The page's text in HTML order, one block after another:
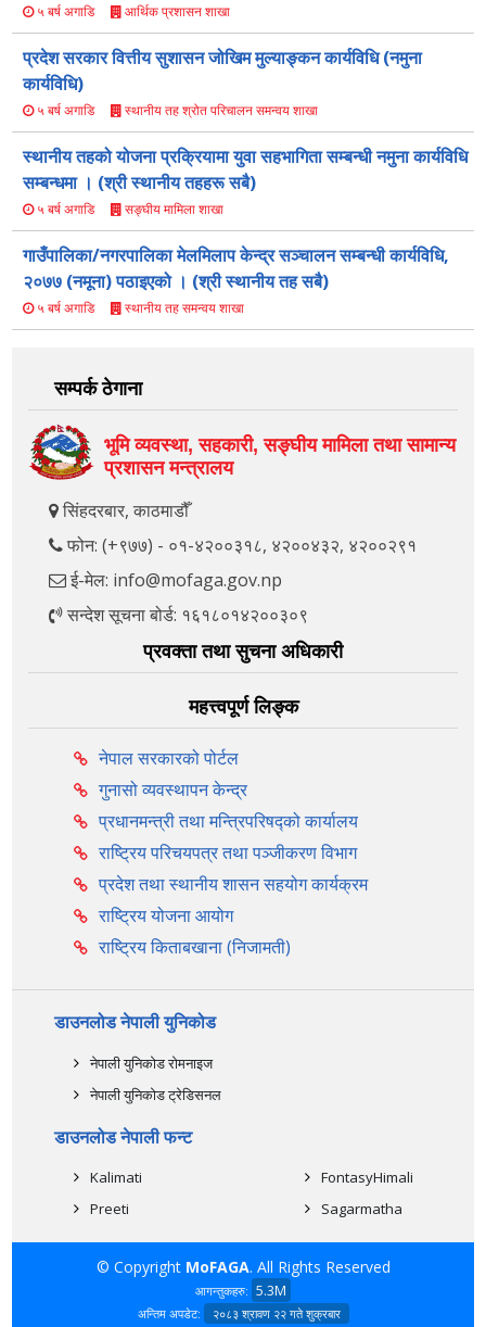
५ बर्ष अगाडि आर्थिक प्रशासन शाखा
प्रदेश सरकार वित्तीय सुशासन जोखिम मुल्याङ्कन कार्यविधि (नमुना
कार्यविधि)
५ बर्ष अगाडि स्थानीय तह श्रोत परिचालन समन्वय शाखा
स्थानीय तहको योजना प्रक्रियामा युवा सहभागिता सम्बन्धी नमुना कार्यविधि
सम्बन्धमा । (श्री स्थानीय तहहरू सबै)
५ बर्ष अगाडि सङ्घीय मामिला शाखा
गाउँपालिका/नगरपालिका मेलमिलाप केन्द्र सञ्चालन सम्बन्धी कार्यविधि,
२०७७ (नमूना) पठाइएको । (श्री स्थानीय तह सबै)
५ बर्ष अगाडि स्थानीय तह समन्वय शाखा
सम्पर्क ठेगाना
भूमि व्यवस्था, सहकारी, सङ्‍घीय मामिला तथा सामान्य
प्रशासन मन्त्रालय
सिंहदरबार, काठमाडौँ
फोन: (+९७७) - ०१-४२००३१८, ४२००४३२, ४२००२९१
ई-मेल: info@mofaga.gov.np
सन्देश सूचना बोर्ड: १६१८०१४२००३०९
प्रवक्ता तथा सुचना अधिकारी
महत्त्वपूर्ण लिङ्क
नेपाल सरकारको पोर्टल
गुनासो व्यवस्थापन केन्द्र
प्रधानमन्त्री तथा मन्त्रिपरिषद्को कार्यालय
राष्ट्रिय परिचयपत्र तथा पञ्‍जीकरण विभाग
प्रदेश तथा स्थानीय शासन सहयोग कार्यक्रम
राष्ट्रिय योजना आयोग
राष्ट्रिय किताबखाना (निजामती)
डाउनलोड नेपाली युनिकोड
नेपाली युनिकोड रोमनाइज
नेपाली युनिकोड ट्रेडिसनल
डाउनलोड नेपाली फन्ट
Kalimati
Preeti
FontasyHimali
Sagarmatha
© Copyright MoFAGA. All Rights Reserved
आगन्तुकहरु: 5.3M
अन्तिम अपडेट: २०८३ श्रावण २२ गते शुक्रबार